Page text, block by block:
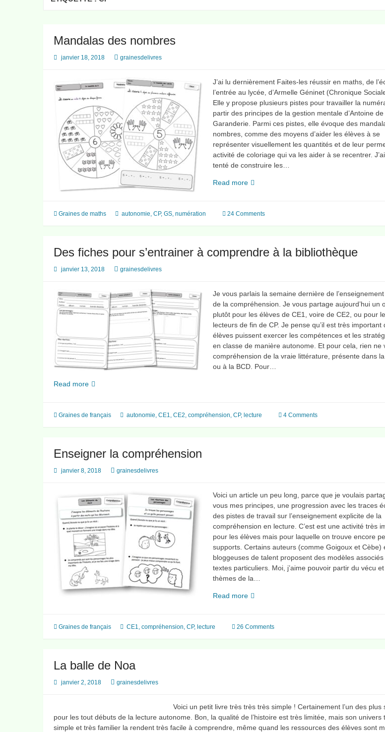
Mandalas des nombres
janvier 18, 2018 grainesdelivres
J’ai lu dernièrement Faites-les réussir en maths, de
l’entrée au lycée, d’Armelle Géninet (Chronique
Elle y propose plusieurs pistes pour travailler la
partir des principes de la gestion mentale d’Antoine de
Garanderie. Parmi ces pistes, elle évoque des
nombres, comme des moyens d’aider les élèves à se
représenter visuellement les quantités et de leur
activité de coloriage qui va les aider à se recentrer.
tenté de construire les…
Read moreMandalas
Graines de maths autonomie, CP, GS, numération 24 Comments
Des fiches pour s’entrainer à comprendre à la bibliothèque
janvier 13, 2018 grainesdelivres
Je vous parlais la semaine dernière de
de la compréhension. Je vous partage aujourd’hui un
plutôt pour les élèves de CE1, voire de CE2, ou pour
lecteurs de fin de CP. Je pense qu’il est très important
élèves puissent exercer les compétences et les
en classe de manière autonome. Et pour cela, rien ne
compréhension de la vraie littérature, présente dans
ou à la BCD. Pour…
Read moreDes
s’entrainer
la
bibliothèque
Graines de français autonomie, CE1, CE2, compréhension, CP, lecture 4 Comments
Enseigner la compréhension
janvier 8, 2018 grainesdelivres
Voici un article un peu long, parce que je voulais
vous mes principes, une progression avec les traces
des pistes de travail sur l’enseignement explicite de la
compréhension en lecture. C’est est une activité très
pour les élèves mais pour laquelle on trouve encore
supports. Certains auteurs (comme Goigoux et Cèbe)
bloggeuses de talent proposent des modèles
textes particuliers. Moi, j’aime pouvoir partir du vécu
thèmes de la…
Read moreEnseigner
Graines de français CE1, compréhension, CP, lecture 26 Comments
La balle de Noa
janvier 2, 2018 grainesdelivres
Voici un petit livre très très très simple ! Certainement l’un des plus
pour les tout débuts de la lecture autonome. Bon, la qualité de l’histoire est très limitée, mais son univers
simple et très familier la rendent très facile à comprendre, même quand les ressources des élèves sont